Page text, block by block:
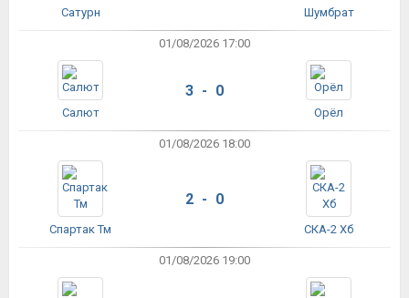
Сатурн Шумбрат
01/08/2026 17:00
Салют
3 - 0
Орёл
01/08/2026 18:00
Спартак Тм
2 - 0
СКА-2 Хб
01/08/2026 19:00